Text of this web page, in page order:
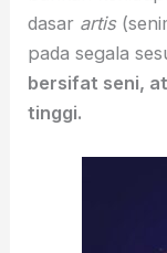
dasar artis
pada segala
bersifat seni,
tinggi.